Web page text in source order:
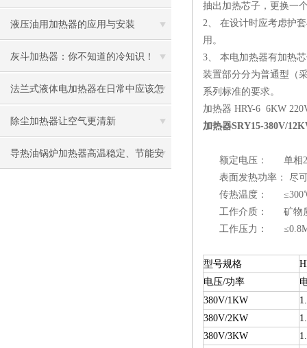
液压油用加热器的应用与安装
灰斗加热器：你不知道的冷知识！
法兰式液体电加热器在日常中应该怎
样维护保养呢
除尘加热器让空气更清新
导热油锅炉加热器高温稳定、节能安
抽出加热芯子，更换一
2、 在设计时应考虑护
用。
3、 本电加热器有加热
装置部分分为普通型（
系列标准的要求。
加热器 HRY-6 6KW
加热器SRY15-380V/
额定电压： 单相
表面发热功率： 尽可
传热温度：
工作介质： 矿物
工作压力：
型号规格
电压/功率
380V/1KW
380V/2KW
380V/3KW